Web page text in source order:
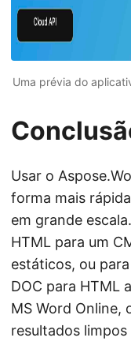
Uma prévia do
Usar o
forma mais
em grande
HTML para um
estáticos, ou
DOC para HTML
MS Word Online,
resultados